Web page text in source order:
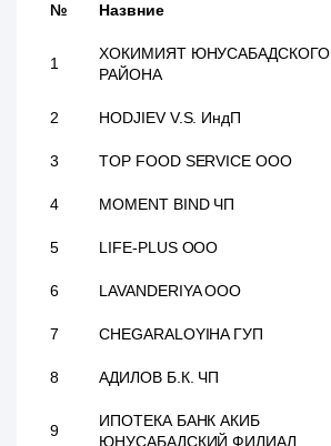
№ Назвние
1
ХОКИМИЯТ ЮНУСАБАДСКОГО
РАЙОНА
2 HODJIEV V.S. ИндП
3 TOP FOOD SERVICE ООО
4 MOMENT BIND ЧП
5 LIFE-PLUS ООО
6 LAVANDERIYA ООО
7 CHEGARALOYIHA ГУП
8 АДИЛОВ Б.К. ЧП
9
ИПОТЕКА БАНК АКИБ
ЮНУСАБАДСКИЙ ФИЛИАЛ